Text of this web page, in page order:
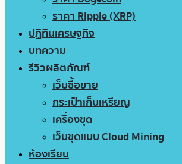
ราคา Ripple (XRP)
ปฏิทินเศรษฐกิจ
บทความ
รีวิวผลิตภัณฑ์
เว็บซื้อขาย
กระเป๋าเก็บเหรียญ
เครื่องขุด
เว็บขุดแบบ Cloud Mining
ห้องเรียน